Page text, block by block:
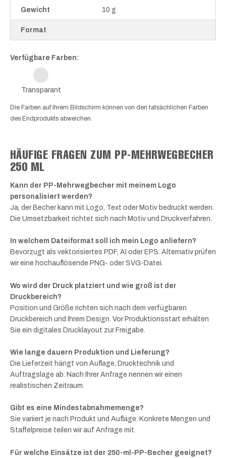
Gewicht 10 g
Format
Verfügbare Farben:
Transparant
Die Farben auf Ihrem Bildschirm können von den tatsächlichen Farben
des Endprodukts abweichen.
HÄUFIGE FRAGEN ZUM PP-MEHRWEGBECHER
250 ML
Kann der PP-Mehrwegbecher mit meinem Logo
personalisiert werden?
Ja, der Becher kann mit Logo, Text oder Motiv bedruckt werden.
Die Umsetzbarkeit richtet sich nach Motiv und Druckverfahren.
In welchem Dateiformat soll ich mein Logo anliefern?
Bevorzugt als vektorisiertes PDF, AI oder EPS. Alternativ prüfen
wir eine hochauflösende PNG- oder SVG-Datei.
Wo wird der Druck platziert und wie groß ist der
Druckbereich?
Position und Größe richten sich nach dem verfügbaren
Druckbereich und Ihrem Design. Vor Produktionsstart erhalten
Sie ein digitales Drucklayout zur Freigabe.
Wie lange dauern Produktion und Lieferung?
Die Lieferzeit hängt von Auflage, Drucktechnik und
Auftragslage ab. Nach Ihrer Anfrage nennen wir einen
realistischen Zeitraum.
Gibt es eine Mindestabnahmemenge?
Sie variiert je nach Produkt und Auflage. Konkrete Mengen und
Staffelpreise teilen wir auf Anfrage mit.
Für welche Einsätze ist der 250-ml-PP-Becher geeignet?